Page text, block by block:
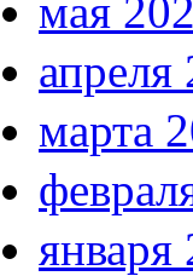
мая
апреля
марта
января